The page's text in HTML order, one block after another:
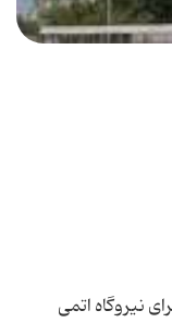
نیروگاه اتمی